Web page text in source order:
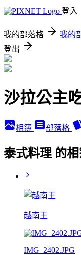
登入
我的部落格 我的
登出
沙拉公主
相簿 部落格
泰式料理 的相
越南王
IMG_2402.JPG